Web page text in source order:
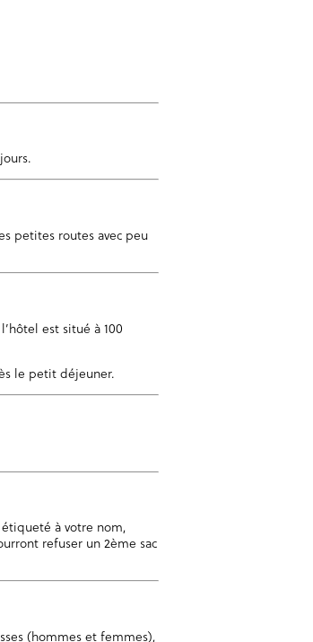
petites routes avec peu
est situé à 100
le petit déjeuner.
étiqueté à votre nom,
refuser un 2ème sac
(hommes et femmes),